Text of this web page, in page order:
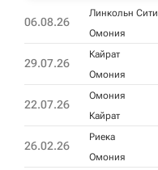
06.08.26
Линкольн Сити
Омония
29.07.26
Кайрат
Омония
22.07.26
Омония
Кайрат
26.02.26
Риека
Омония